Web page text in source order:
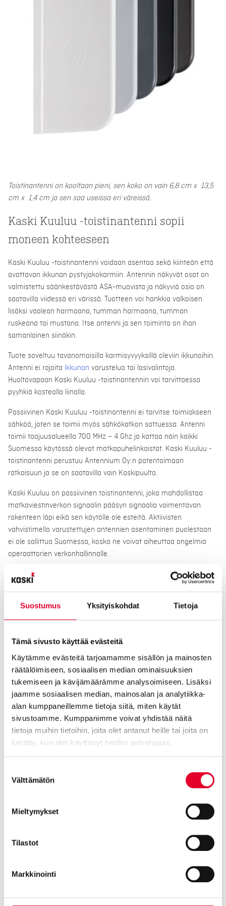
Suostumus Yksityiskohdat Tietoja
Tämä sivusto käyttää evästeitä
Käytämme evästeitä tarjoamamme sisällön ja mainosten
räätälöimiseen, sosiaalisen median ominaisuuksien
tukemiseen ja kävijämäärämme analysoimiseen. Lisäksi
jaamme sosiaalisen median, mainosalan ja analytiikka-
alan kumppaneillemme tietoja siitä, miten käytät
sivustoamme. Kumppanimme voivat yhdistää näitä
tietoja muihin tietoihin, joita olet antanut heille tai joita on
kerätty, kun olet käyttänyt heidän palvelujaan.
valinta
Välttämätön
Mieltymykset
Tilastot
Markkinointi
Toistinantenni on kooltaan pieni, sen koko on vain 6,8 cm x 13,5
cm x 1,4 cm ja sen saa useissa eri väreissä.
Kaski Kuuluu -toistinantenni sopii
moneen kohteeseen
Kaski Kuuluu -toistinantenni voidaan asentaa sekä kiinteän että
avattavan ikkunan pystyjakokarmiin. Antennin näkyvät osat on
valmistettu säänkestävästä ASA-muovista ja näkyviä osia on
saatavilla viidessä eri värissä. Tuotteen voi hankkia valkoisen
lisäksi vaalean harmaana, tumman harmaana, tumman
ruskeana tai mustana. Itse antenni ja sen toiminta on ihan
samanlainen siinäkin.
Tuote soveltuu tavanomaisilla karmisyvyyksillä oleviin ikkunoihin.
Antenni ei rajoita ikkunan varustelua tai lasivalintoja.
Huoltovapaan Kaski Kuuluu -toistinantennin voi tarvittaessa
pyyhkiä kostealla liinalla.
Passiivinen Kaski Kuuluu -toistinantenni ei tarvitse toimiakseen
sähköä, joten se toimii myös sähkökatkon sattuessa. Antenni
toimii taajuusalueella 700 MHz – 4 Ghz ja kattaa näin kaikki
Suomessa käytössä olevat matkapuhelinkaistat. Kaski Kuuluu -
toistinantenni perustuu Antennium Oy:n patentoimaan
ratkaisuun ja se on saatavilla vain Kaskipuulta.
Kaski Kuuluu on passiivinen toistinantenni, joka mahdollistaa
matkaviestinverkon signaalin pääsyn signaalia vaimentavan
rakenteen läpi eikä sen käytölle ole esteitä. Aktiivisten
vahvistimella varustettujen antennien asentaminen puolestaan
ei ole sallittua Suomessa, koska ne voivat aiheuttaa ongelmia
operaattorien verkonhallinnalle.
Ylivertainen Kaski kuuluu -toistinantenni selättää
kuuluvuusongelmat
etäisyys lähimmästä tukiasemasta
tukiaseman ja kohteen välillä olevat rakennukset, kasvillisuus
ja korkeuserot
vastaanottimen sijainti sisätilassa